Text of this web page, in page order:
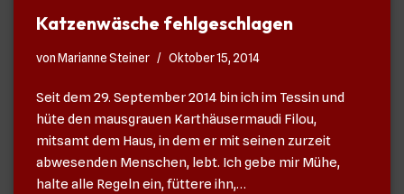
Katzenwäsche fehlgeschlagen
vonMarianne Steiner Oktober 15, 2014
Seit dem 29. September 2014 bin ich im Tessin und
hüte den mausgrauen Karthäusermaudi Filou,
mitsamt dem Haus, in dem er mit seinen zurzeit
abwesenden Menschen, lebt. Ich gebe mir Mühe,
halte alle Regeln ein, füttere ihn,…